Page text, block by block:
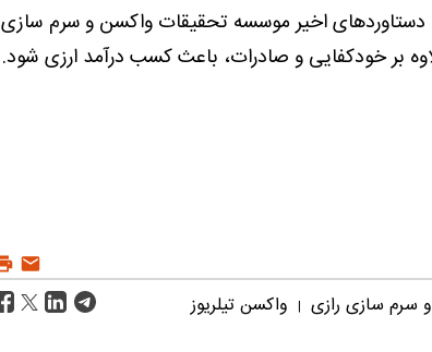
اخیر موسسه تحقیقات واکسن و سرم سازی
بر خودکفایی و صادرات، باعث کسب درآمد ارزی شود.
سرم سازی رازی | واکسن تیلریوز